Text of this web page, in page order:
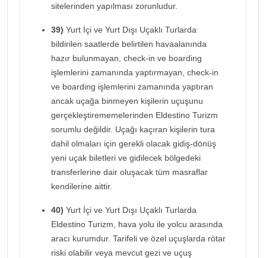
sitelerinden yapılması zorunludur.
39) Yurt İçi ve Yurt Dışı Uçaklı Turlarda
bildirilen saatlerde belirtilen havaalanında
hazır bulunmayan, check-in ve boarding
işlemlerini zamanında yaptırmayan, check-in
ve boarding işlemlerini zamanında yaptıran
ancak uçağa binmeyen kişilerin uçuşunu
gerçekleştirememelerinden Eldestino Turizm
sorumlu değildir. Uçağı kaçıran kişilerin tura
dahil olmaları için gerekli olacak gidiş-dönüş
yeni uçak biletleri ve gidilecek bölgedeki
transferlerine dair oluşacak tüm masraflar
kendilerine aittir.
40) Yurt İçi ve Yurt Dışı Uçaklı Turlarda
Eldestino Turizm, hava yolu ile yolcu arasında
aracı kurumdur. Tarifeli ve özel uçuşlarda rötar
riski olabilir veya mevcut gezi ve uçuş